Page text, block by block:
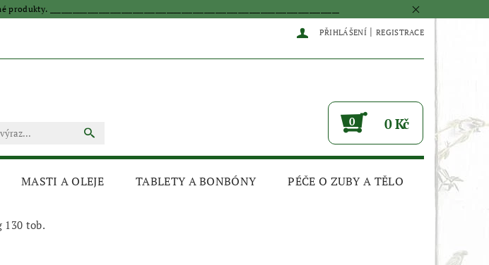
_____________________________________________________________________________
PŘIHLÁŠENÍ | REGISTRACE
0 0 Kč
MASTI A OLEJE TABLETY A BONBÓNY PÉČE O ZUBY A TĚLO
130 tob.